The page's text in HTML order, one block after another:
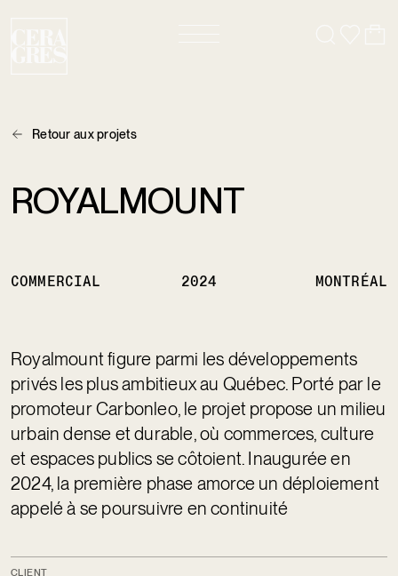
Retour aux projets
ROYALMOUNT
COMMERCIAL 2024 MONTRÉAL
Royalmount figure parmi les développements
privés les plus ambitieux au Québec. Porté par le
promoteur Carbonleo, le projet propose un milieu
urbain dense et durable, où commerces, culture
et espaces publics se côtoient. Inaugurée en
2024, la première phase amorce un déploiement
appelé à se poursuivre en continuité
CLIENT